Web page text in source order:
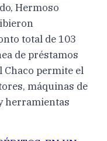
Hermoso
total de 103
de préstamos
Chaco permite el
máquinas de
herramientas